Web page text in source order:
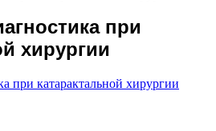
при
хирургии